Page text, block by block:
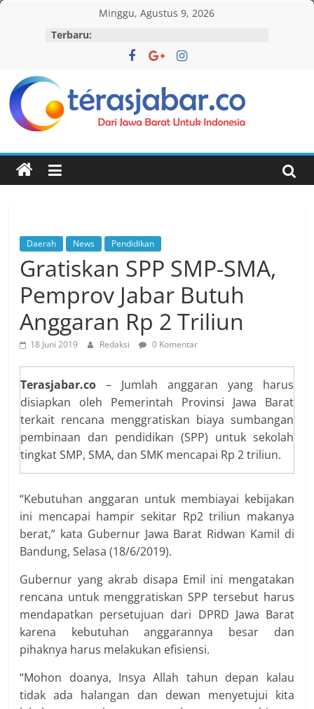
Skip
Minggu, Agustus 9, 2026
Terbaru:
Teras
Jabar
Daerah News Pendidikan
Gratiskan SPP SMP-SMA,
Pemprov Jabar Butuh
Anggaran Rp 2 Triliun
18 Juni 2019 Redaksi 0 Komentar
Terasjabar.co – Jumlah anggaran yang harus
disiapkan oleh Pemerintah Provinsi Jawa Barat
terkait rencana menggratiskan biaya sumbangan
pembinaan dan pendidikan (SPP) untuk sekolah
tingkat SMP, SMA, dan SMK mencapai Rp 2 triliun.
“Kebutuhan anggaran untuk membiayai kebijakan
ini mencapai hampir sekitar Rp2 triliun makanya
berat,” kata Gubernur Jawa Barat Ridwan Kamil di
Bandung, Selasa (18/6/2019).
Gubernur yang akrab disapa Emil ini mengatakan
rencana untuk menggratiskan SPP tersebut harus
mendapatkan persetujuan dari DPRD Jawa Barat
karena kebutuhan anggarannya besar dan
pihaknya harus melakukan efisiensi.
“Mohon doanya, Insya Allah tahun depan kalau
tidak ada halangan dan dewan menyetujui kita